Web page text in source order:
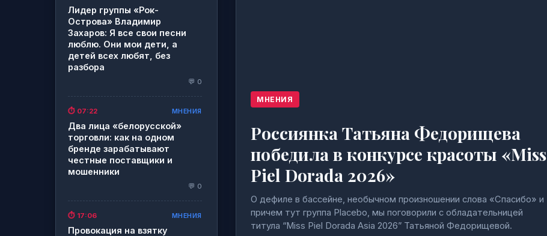
Лидер группы «Рок-
Острова» Владимир
Захаров: Я все свои песни
люблю. Они мои дети, а
детей всех любят, без
разбора
💬 0
⏱️ 07:22 МНЕНИЯ
Два лица «белорусской»
торговли: как на одном
бренде зарабатывают
честные поставщики и
мошенники
💬 0
⏱️ 17:06 МНЕНИЯ
Провокация на взятку
МНЕНИЯ
Россиянка Татьяна Федорищева
победила в конкурсе красоты «Miss
Piel Dorada 2026»
О дефиле в бассейне, необычном произношении слова «Спасибо» и
причем тут группа Placebo, мы поговорили с обладательницей
титула “Miss Piel Dorada Asia 2026” Татьяной Федорищевой.